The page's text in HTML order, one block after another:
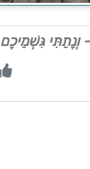
וְנָתַתִּי